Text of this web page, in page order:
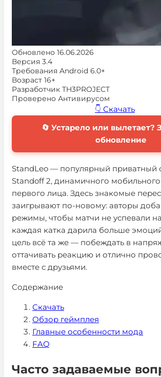
Обновлено 16.06.2026
Версия 3.4
Требования Android 6.0+
Возраст 16+
Разработчик TH3PROJECT
Проверено Антивирусом
👇 Скачать
🔄 Устарело или вылетает?
обновление
StandLeo — популярный приватный
Standoff 2, динамичного
первого лица. Здесь знакомые
заигрывают по-новому: авторы
режимы, чтобы матчи не успевали
каждая катка дарила больше
цель всё та же — побеждать в
оттачивать реакцию и отлично
вместе с друзьями.
Содержание
Скачать
Обзор геймплея
Главные особенности мода
FAQ
Часто задаваемые